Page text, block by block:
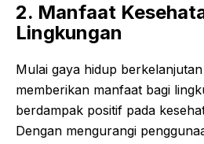
2. Manfaat
Lingkungan
Mulai gaya hidup
memberikan manfaat bagi
berdampak positif pada
Dengan mengurangi